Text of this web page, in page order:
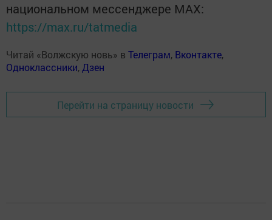
национальном мессенджере MАХ:
https://max.ru/tatmedia
Читай «Волжскую новь» в Телеграм, Вконтакте,
Одноклассники,Дзен
Перейти на страницу новости